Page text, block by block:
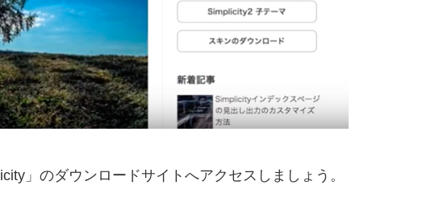
」のダウンロードサイトへアクセスしましょう。